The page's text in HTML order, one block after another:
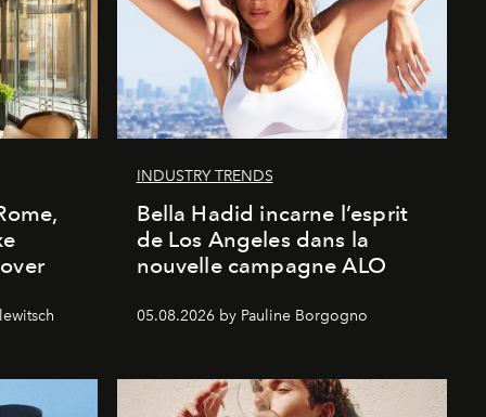
INDUSTRY TRENDS
Bella Hadid incarne l’esprit
de Los Angeles dans la
nouvelle campagne ALO
05.08.2026 by Pauline Borgogno